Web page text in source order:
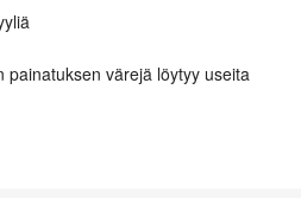
painatuksen värejä löytyy useita